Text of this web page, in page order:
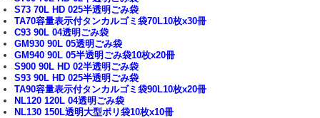
S73 70L HD 025半透明ごみ袋
TA70容量表示付タンカルゴミ袋70L10枚x30冊
C93 90L 04透明ごみ袋
GM930 90L 05透明ごみ袋
GM940 90L 05半透明ごみ袋10枚x20冊
S900 90L HD 02半透明ごみ袋
S93 90L HD 025半透明ごみ袋
TA90容量表示付タンカルゴミ袋90L10枚x20冊
NL120 120L 04透明ごみ袋
NL130 150L透明大型ポリ袋10枚x10冊